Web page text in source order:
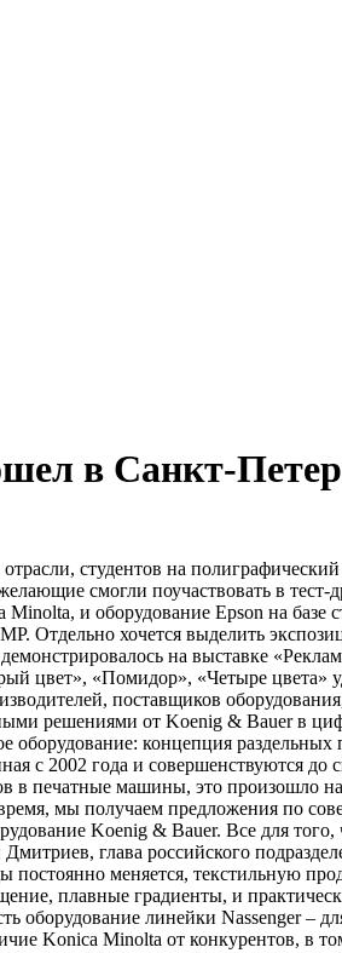
в Санкт-
студентов на
смогли поучаствовать в
и оборудование Epson на
Отдельно хочется выделить
на выставке
цвет», «Помидор», «Четыре цвета»
поставщиков
решениями от Koenig & Bauer в
концепция
с 2002 года и совершенствуются
в печатные машины, это произошло
мы получаем предложения по
Koenig & Bauer. Все для
глава российского
меняется, текстильную
плавные градиенты, и
оборудование линейки Nassenger –
Konica Minolta от конкурентов, в